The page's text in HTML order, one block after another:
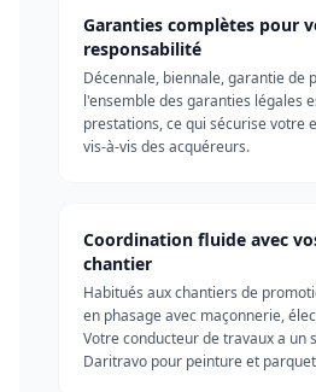
Garanties complètes pour
responsabilité
Décennale, biennale, garantie de
l'ensemble des garanties légales
prestations, ce qui sécurise votre
vis-à-vis des acquéreurs.
Coordination fluide avec
chantier
Habitués aux chantiers de
en phasage avec maçonnerie,
Votre conducteur de travaux a un
Daritravo pour peinture et